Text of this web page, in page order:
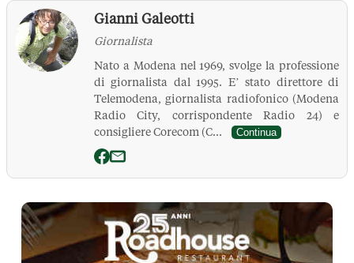
Gianni Galeotti
Giornalista
Nato a Modena nel 1969, svolge la professione
di giornalista dal 1995. E’ stato direttore di
Telemodena, giornalista radiofonico (Modena
Radio City, corrispondente Radio 24) e
consigliere Corecom (C...
Continua
La Pressa